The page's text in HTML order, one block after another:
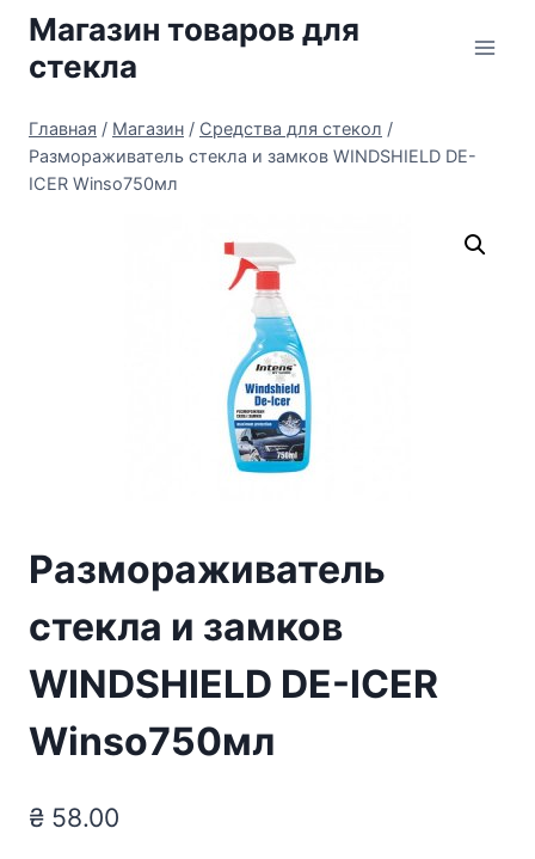
Перейти
содержимому
Магазин товаров для
стекла
Главная / Магазин / Средства для стекол /
Размораживатель стекла и замков WINDSHIELD DE-
ICER Winso750мл
Размораживатель
стекла и замков
WINDSHIELD DE-ICER
Winso750мл
₴ 58.00